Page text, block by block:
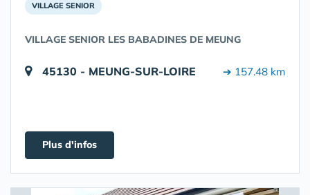
VILLAGE SENIOR
VILLAGE SENIOR LES BABADINES DE MEUNG
45130 - MEUNG-SUR-LOIRE ➔ 157.48 km
Plus d'infos